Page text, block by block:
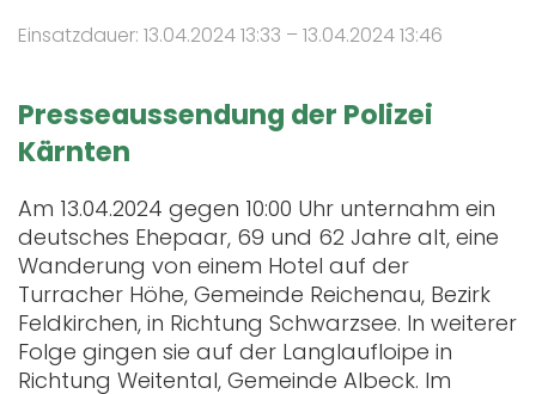
Einsatzdauer: 13.04.2024 13:33 – 13.04.2024 13:46
Presseaussendung der Polizei
Kärnten
Am 13.04.2024 gegen 10:00 Uhr unternahm ein
deutsches Ehepaar, 69 und 62 Jahre alt, eine
Wanderung von einem Hotel auf der
Turracher Höhe, Gemeinde Reichenau, Bezirk
Feldkirchen, in Richtung Schwarzsee. In weiterer
Folge gingen sie auf der Langlaufloipe in
Richtung Weitental, Gemeinde Albeck. Im